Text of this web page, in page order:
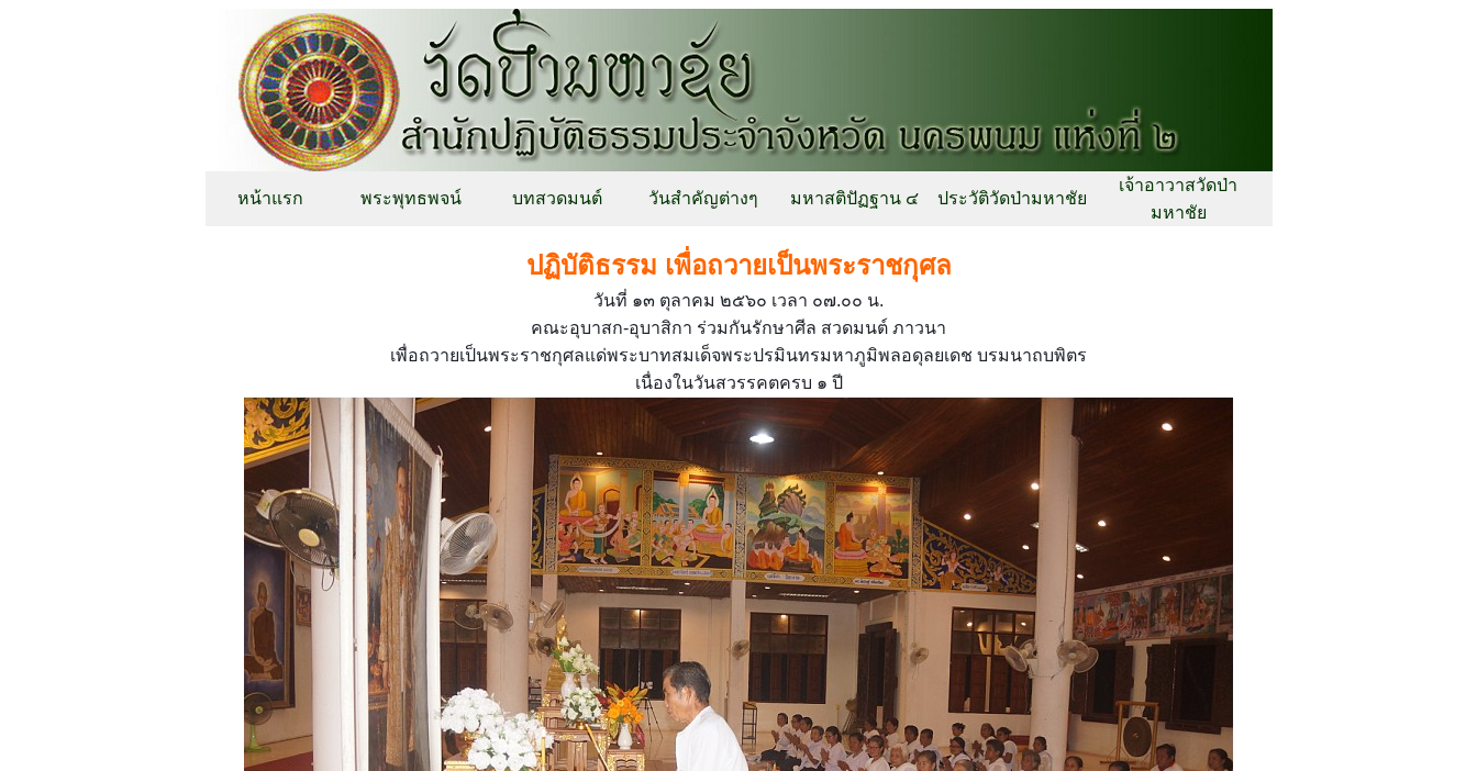
หน้าแรก พระพุทธพจน์ บทสวดมนต์ วันสำคัญต่างๆ มหาสติปัฏฐาน ๔ ประวัติวัดป่ามหาชัย
เจ้าอาวาสวัดป่า
มหาชัย
ปฏิบัติธรรม เพื่อถวายเป็นพระราชกุศล
วันที่ ๑๓ ตุลาคม ๒๕๖๐ เวลา ๐๗.๐๐ น.
คณะอุบาสก-อุบาสิกา ร่วมกันรักษาศีล สวดมนต์ ภาวนา
เพื่อถวายเป็นพระราชกุศลแด่พระบาทสมเด็จพระปรมินทรมหาภูมิพลอดุลยเดช บรมนาถบพิตร
เนื่องในวันสวรรคตครบ ๑ ปี